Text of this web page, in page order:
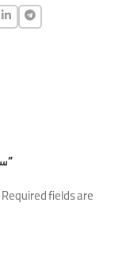
Be the first to review “سمپاش ۲ لیتری هاربر”
Required fields are